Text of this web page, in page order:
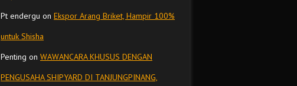
Pt endergu on Ekspor Arang Briket, Hampir 100%
untuk Shisha
Penting on WAWANCARA KHUSUS DENGAN
PENGUSAHA SHIPYARD DI TANJUNGPINANG,